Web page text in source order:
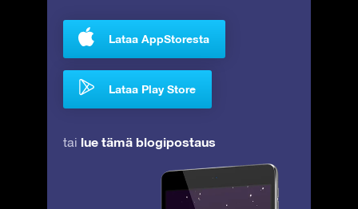
Lataa AppStoresta
Lataa Play Store
tai lue tämä blogipostaus